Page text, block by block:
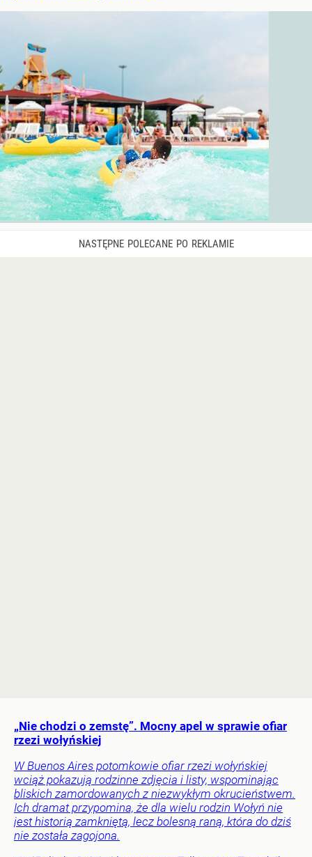
„Nie chodzi o zemstę”. Mocny apel w sprawie ofiar
rzezi wołyńskiej
W Buenos Aires potomkowie ofiar rzezi wołyńskiej
wciąż pokazują rodzinne zdjęcia i listy, wspominając
bliskich zamordowanych z niezwykłym okrucieństwem.
Ich dramat przypomina, że dla wielu rodzin Wołyń nie
jest historią zamkniętą, lecz bolesną raną, która do dziś
nie została zagojona.